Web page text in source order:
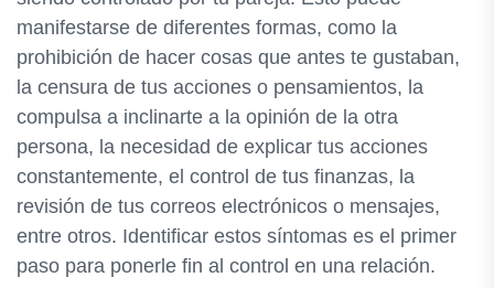
manifestarse de diferentes formas, como la
prohibición de hacer cosas que antes te gustaban,
la censura de tus acciones o pensamientos, la
compulsa a inclinarte a la opinión de la otra
persona, la necesidad de explicar tus acciones
constantemente, el control de tus finanzas, la
revisión de tus correos electrónicos o mensajes,
entre otros. Identificar estos síntomas es el primer
paso para ponerle fin al control en una relación.